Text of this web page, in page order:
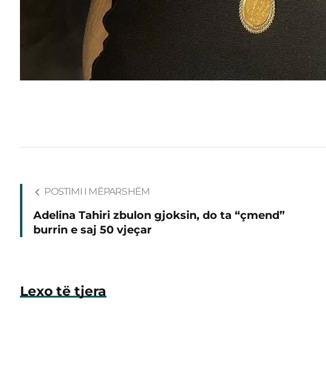
POSTIMI I MËPARSHËM
Adelina Tahiri zbulon gjoksin, do ta “çmend”
burrin e saj 50 vjeçar
Lexo të tjera